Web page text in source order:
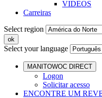
VIDEOS
Carreiras
Select region
Select your language
MANITOWOC DIRECT
Logon
Solicitar acesso
ENCONTRE UM